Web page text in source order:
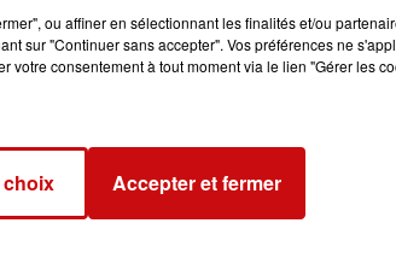
ou affiner en sélectionnant les finalités et/ou
sur "Continuer sans accepter". Vos préférences ne
votre consentement à tout moment via le lien "Gérer les
choix Accepter et fermer